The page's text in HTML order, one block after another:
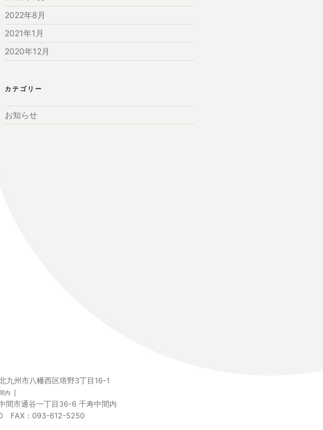
2022年8月
2021年1月
2020年12月
カテゴリー
お知らせ
九州市八幡西区塔野3丁目16-1
内 ］
間市通谷一丁目36-6 千寿中間内
FAX：093-612-5250